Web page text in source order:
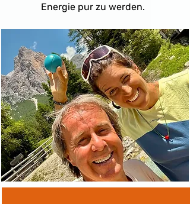
Energie pur zu werden.